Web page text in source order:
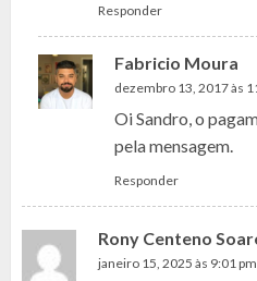
Responder
Fabricio Moura
dezembro 13, 2017 às
Oi Sandro, o
pela mensagem.
Responder
Rony Centeno
janeiro 15, 2025 às 9:01 pm